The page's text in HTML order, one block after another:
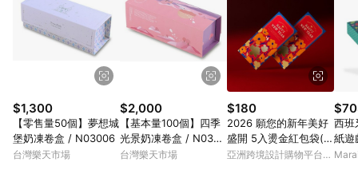
$1,300
【零售量50個】夢想城
堡奶凍卷盒 / N03006
台灣樂天市場
$2,000
【基本量100個】四季
光景奶凍卷盒 / N0300
3
台灣樂天市場
$180
2026 願您的新年美好
盛開 5入燙金紅包袋(圓
口)
亞洲跨境設計購物平台
西班
紙遊
362